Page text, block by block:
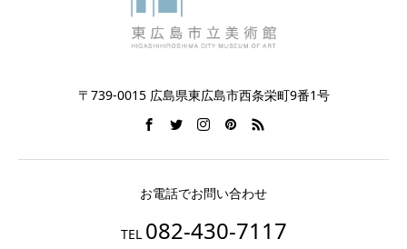
〒739-0015 広島県東広島市西条栄町9番1号
お電話でお問い合わせ
TEL 082-430-7117